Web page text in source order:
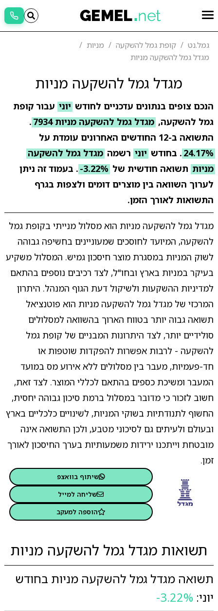
גמל.נט קופת גמל להשקעה
מניות
מגדל גמל להשקעה מניות
מגדל גמל להשקעה מניות
הנכם צופים בנתונים עדכניים לחודש יוני עבור קופת
גמל להשקעה, מגדל גמל להשקעה מניות 7934
.
התשואה ב-12 החודשים האחרונים עומדת על
24.17% . בחודש יוני רשמה מגדל גמל להשקעה
מניות תשואה חודשית של -3.22% . בעמוד זה ניתן
לערוך השוואה בין מוצרים דומים ולצפות בגרף
התשואות לאורך הזמן.
מגדל גמל להשקעה מניות הוא מסלול מנייתי בקופת גמל
להשקעה, המיועד לחוסכים שמעוניינים בחשיפה גבוהה
לשוק המניות במסגרת מוצר חיסכון גמיש. המסלול משקיע
בעיקר במניות בארץ ובחו"ל, לצד רכיבים נוספים בהתאם
למדיניות ההשקעות ולשיקול דעת הגוף המנהל. היתרון
המרכזי של מגדל גמל להשקעה מניות הוא פוטנציאל
תשואה גבוה יותר בטווח הארוך בהשוואה למסלולים
סולידיים יותר, לצד היתרונות המבניים של קופת גמל
להשקעה - לרבות אפשרות להפקדות שוטפות או
חד-פעמיות, מעבר בין מסלולים ללא אירוע מס במועד
המעבר ומשיכת כספים בהתאם לכללי המוצר. לצד זאת,
חשוב לזכור כי מדובר במסלול ברמת סיכון גבוהה יחסית,
החשוף לתנודתיות בשוקי המניות, לשינויים כלכליים בארץ
ובעולם ולעיתים גם לסיכוני מטבע, ולכן התשואה אינה
מובטחת וייתכנו ירידות משמעותיות בערך החיסכון לאורך
זמן.
שיתוף בוואצפ
שליחה למייל
הוספה למעקב
תשואות מגדל גמל להשקעה מניות
תשואה מגדל גמל להשקעה מניות בחודש
יוני: -3.22%